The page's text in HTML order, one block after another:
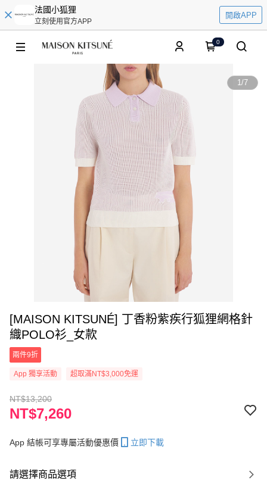
法國小狐狸
立刻使用官方APP
開啟APP
0
1/7
[MAISON KITSUNÉ] 丁香粉紫疾行狐狸網格針
織POLO衫_女款
兩件9折
App 獨享活動 超取滿NT$3,000免運
NT$13,200
NT$7,260
App 結帳可享專屬活動優惠價 立即下載
請選擇商品選項